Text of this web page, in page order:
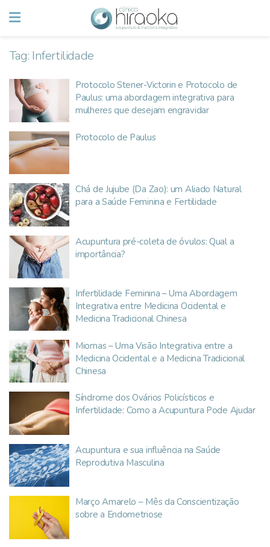
Tag: Infertilidade
Protocolo Stener-Victorin e Protocolo de
Paulus: uma abordagem integrativa para
mulheres que desejam engravidar
Protocolo de Paulus
Chá de Jujube (Da Zao): um Aliado Natural
para a Saúde Feminina e Fertilidade
Acupuntura pré-coleta de óvulos: Qual a
importância?
Infertilidade Feminina – Uma Abordagem
Integrativa entre Medicina Ocidental e
Medicina Tradicional Chinesa
Miomas – Uma Visão Integrativa entre a
Medicina Ocidental e a Medicina Tradicional
Chinesa
Síndrome dos Ovários Policísticos e
Infertilidade: Como a Acupuntura Pode Ajudar
Acupuntura e sua influência na Saúde
Reprodutiva Masculina
Março Amarelo – Mês da Conscientização
sobre a Endometriose